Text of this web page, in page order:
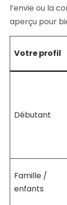
l’envie ou la
aperçu pour
Votre profil
Débutant
Famille /
enfants